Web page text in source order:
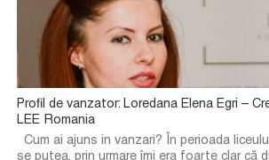
Profil de vanzator: Loredana Elena Egri –
LEE Romania
Cum ai ajuns in vanzari? În perioada
se putea, prin urmare îmi era foarte clar că